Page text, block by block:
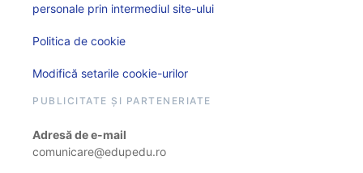
personale prin intermediul site-ului
Politica de cookie
Modifică setarile cookie-urilor
PUBLICITATE ȘI PARTENERIATE
Adresă de e-mail
comunicare@edupedu.ro